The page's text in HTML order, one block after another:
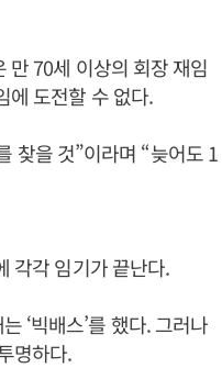
만 70세 이상의 회장 재임
에 도전할 수 없다.
찾을 것”이라며 “늦어도 1
각각 임기가 끝난다.
‘빅배스’를 했다. 그러나
명하다.